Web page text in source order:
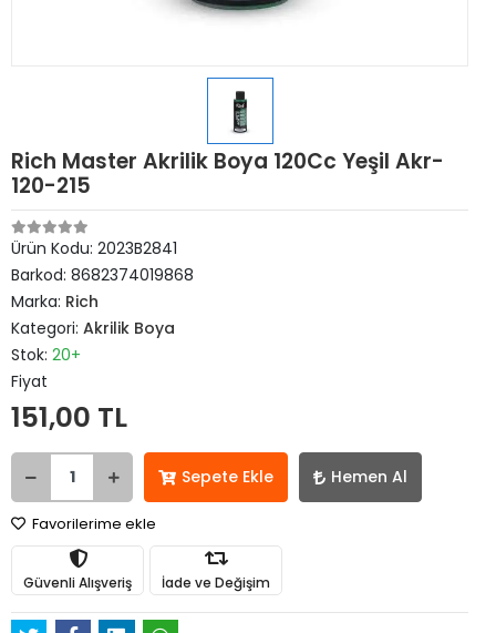
Rich Master Akrilik Boya 120Cc Yeşil Akr-
120-215
Ürün Kodu: 2023B2841
Barkod: 8682374019868
Marka: Rich
Kategori: Akrilik Boya
Stok: 20+
Fiyat
151,00 TL
Sepete Ekle Hemen Al
Favorilerime ekle
Güvenli Alışveriş İade ve Değişim